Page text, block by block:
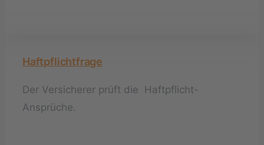
Haftpflichtfrage
Der Versicherer prüft die Haftpflicht-
Ansprüche.